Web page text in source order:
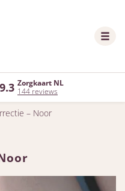
9.3 Zorgkaart NL
144 reviews
– Noor